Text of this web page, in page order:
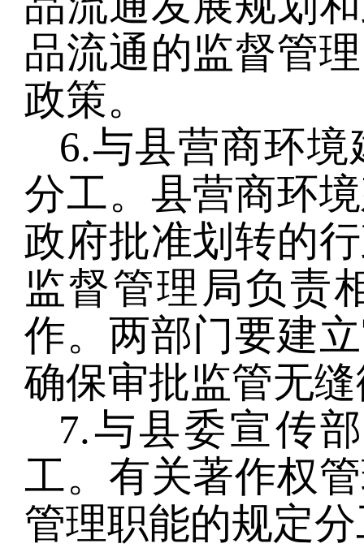
品流通的监督管
政策。
6.与县营商环
分工。县营商环
政府批准划转的
监督管理局负责
作。两部门要建
确保审批监管无
7.与县委宣传
工。有关著作权
管理职能的规定